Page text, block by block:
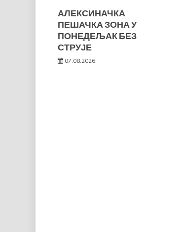
АЛЕКСИНАЧКА
ПЕШАЧКА ЗОНА У
ПОНЕДЕЉАК БЕЗ
СТРУЈЕ
07.08.2026.